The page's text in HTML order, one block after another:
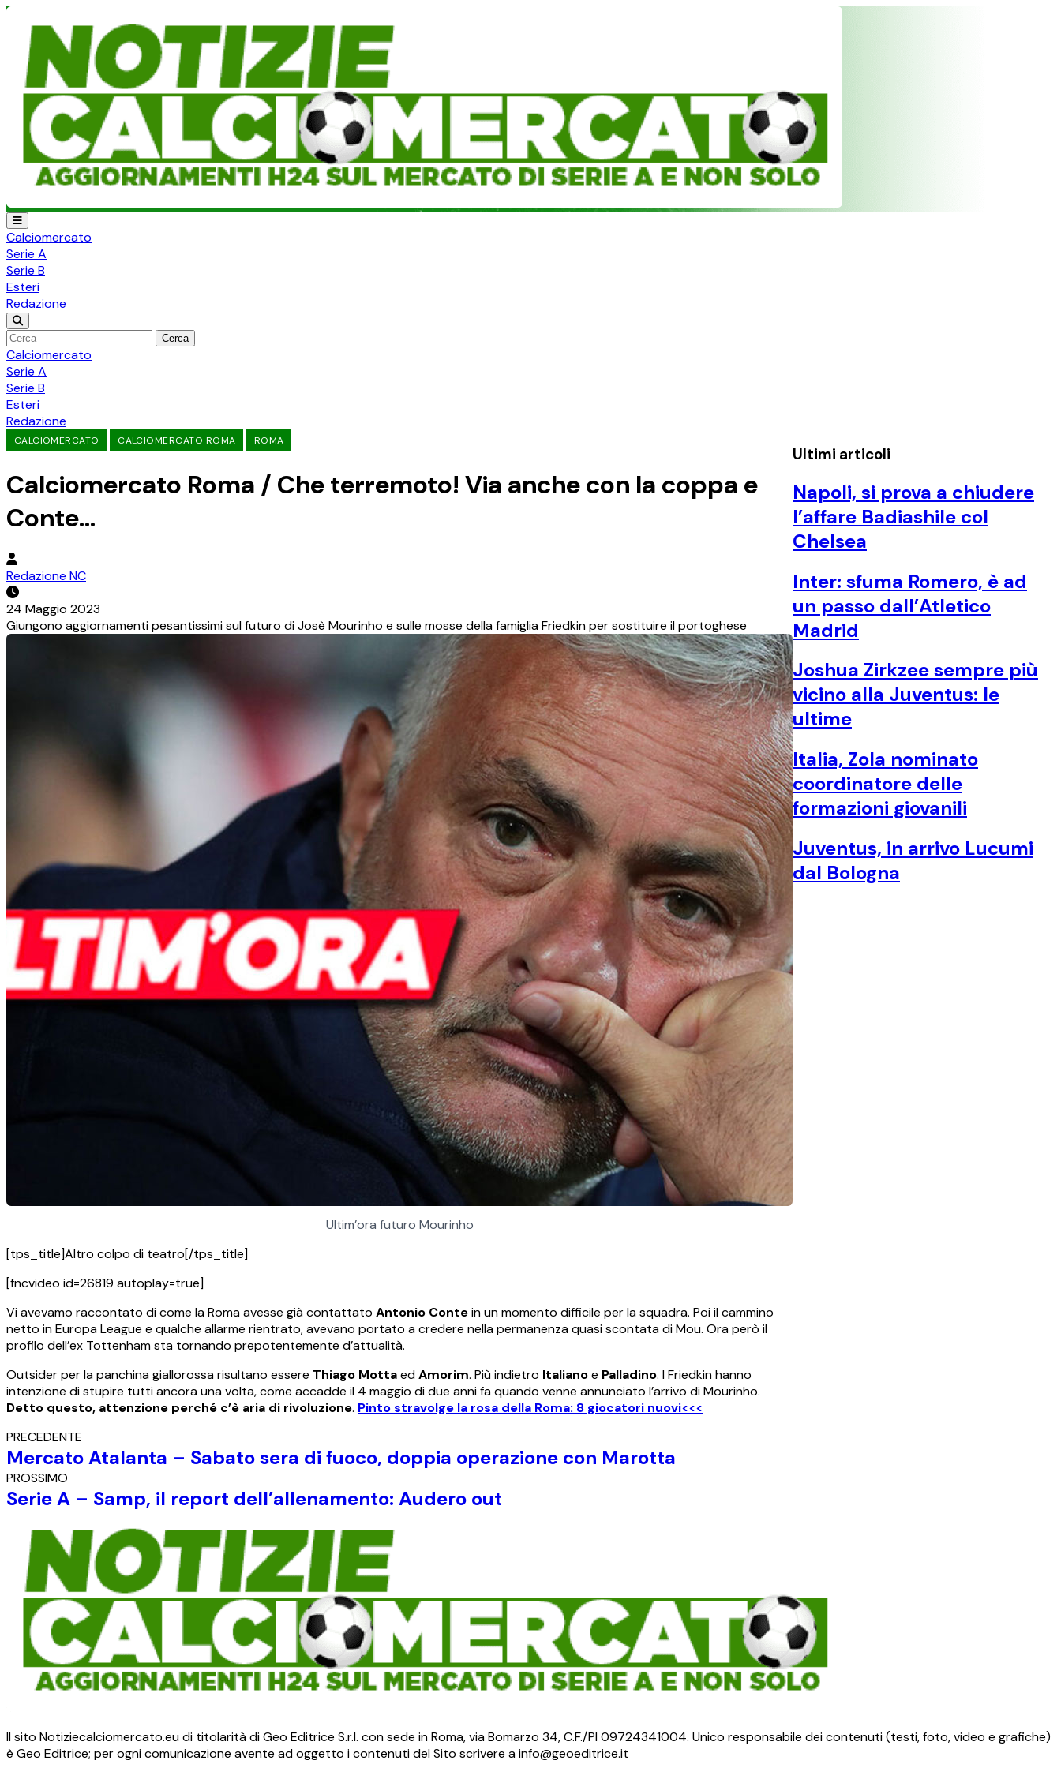
Calciomercato
Serie A
Serie B
Esteri
Redazione
Cerca
Calciomercato
Serie A
Serie B
Esteri
Redazione
CALCIOMERCATO CALCIOMERCATO ROMA ROMA
Calciomercato Roma / Che terremoto! Via anche con la coppa e
Conte…
Redazione NC
24 Maggio 2023
Giungono aggiornamenti pesantissimi sul futuro di Josè Mourinho e sulle mosse della famiglia Friedkin per sostituire il portoghese
Ultim’ora futuro Mourinho
[tps_title]Altro colpo di teatro[/tps_title]
[fncvideo id=26819 autoplay=true]
Vi avevamo raccontato di come la Roma avesse già contattato Antonio Contein un momento difficile per la squadra. Poi il cammino
netto in Europa League e qualche allarme rientrato, avevano portato a credere nella permanenza quasi scontata di Mou. Ora però il
profilo dell’ex Tottenham sta tornando prepotentemente d’attualità.
Outsider per la panchina giallorossa risultano essere Thiago MottaedAmorim. Più indietro Italianoe Palladino. I Friedkin hanno
intenzione di stupire tutti ancora una volta, come accadde il 4 maggio di due anni fa quando venne annunciato l’arrivo di Mourinho.
Detto questo, attenzione perché c’è aria di rivoluzione. Pinto stravolge la rosa della Roma: 8 giocatori nuovi<<<
PRECEDENTE
Mercato Atalanta – Sabato sera di fuoco, doppia operazione con Marotta
PROSSIMO
Serie A – Samp, il report dell’allenamento: Audero out
Ultimi articoli
Napoli, si prova a chiudere
l’affare Badiashile col
Chelsea
Inter: sfuma Romero, è ad
un passo dall’Atletico
Madrid
Joshua Zirkzee sempre più
vicino alla Juventus: le
ultime
Italia, Zola nominato
coordinatore delle
formazioni giovanili
Juventus, in arrivo Lucumi
dal Bologna
Il sito Notiziecalciomercato.eu di titolarità di Geo Editrice S.r.l. con sede in Roma, via Bomarzo 34, C.F./PI 09724341004. Unico responsabile dei contenuti (testi, foto, video e grafiche)
è Geo Editrice; per ogni comunicazione avente ad oggetto i contenuti del Sito scrivere a info@geoeditrice.it